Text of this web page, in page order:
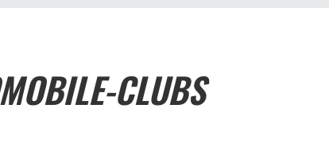
CLUBS